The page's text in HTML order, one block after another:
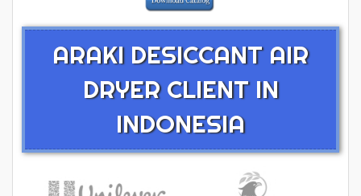
ARAKI DESICCANT AIR
DRYER CLIENT IN
INDONESIA